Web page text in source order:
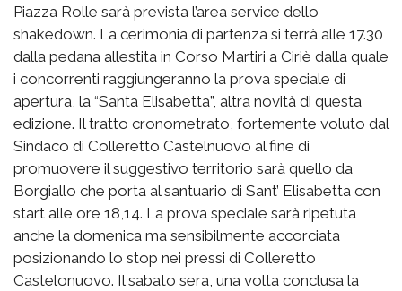
Piazza Rolle sarà prevista l’area service dello
shakedown. La cerimonia di partenza si terrà alle 17.30
dalla pedana allestita in Corso Martiri a Ciriè dalla quale
i concorrenti raggiungeranno la prova speciale di
apertura, la “Santa Elisabetta”, altra novità di questa
edizione. Il tratto cronometrato, fortemente voluto dal
Sindaco di Colleretto Castelnuovo al fine di
promuovere il suggestivo territorio sarà quello da
Borgiallo che porta al santuario di Sant’ Elisabetta con
start alle ore 18,14. La prova speciale sarà ripetuta
anche la domenica ma sensibilmente accorciata
posizionando lo stop nei pressi di Colleretto
Castelonuovo. Il sabato sera, una volta conclusa la